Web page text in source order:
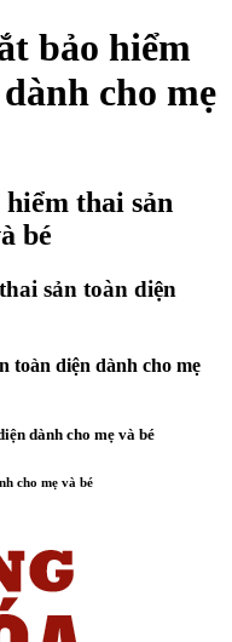
bảo hiểm
cho mẹ
thai sản
bé
sản toàn diện
toàn diện dành cho mẹ
dành cho mẹ và bé
cho mẹ và bé